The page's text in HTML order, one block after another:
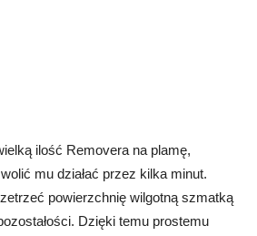
ilość Removera na plamę,
mu działać przez kilka minut.
powierzchnię wilgotną szmatką
Dzięki temu prostemu